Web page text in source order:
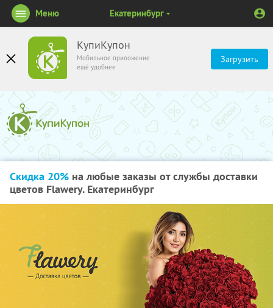
КупиКупон
Мобильное приложение
ещё удобнее
Загрузить
Меню Екатеринбург
Скидка 20% на любые заказы от службы доставки
цветов Flawery. Екатеринбург